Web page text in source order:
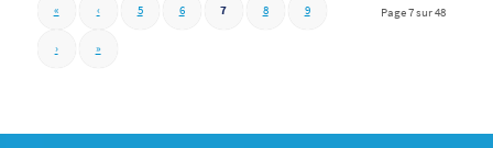
Page 7 sur 48
« ‹ 5 6 7 8 9
› »